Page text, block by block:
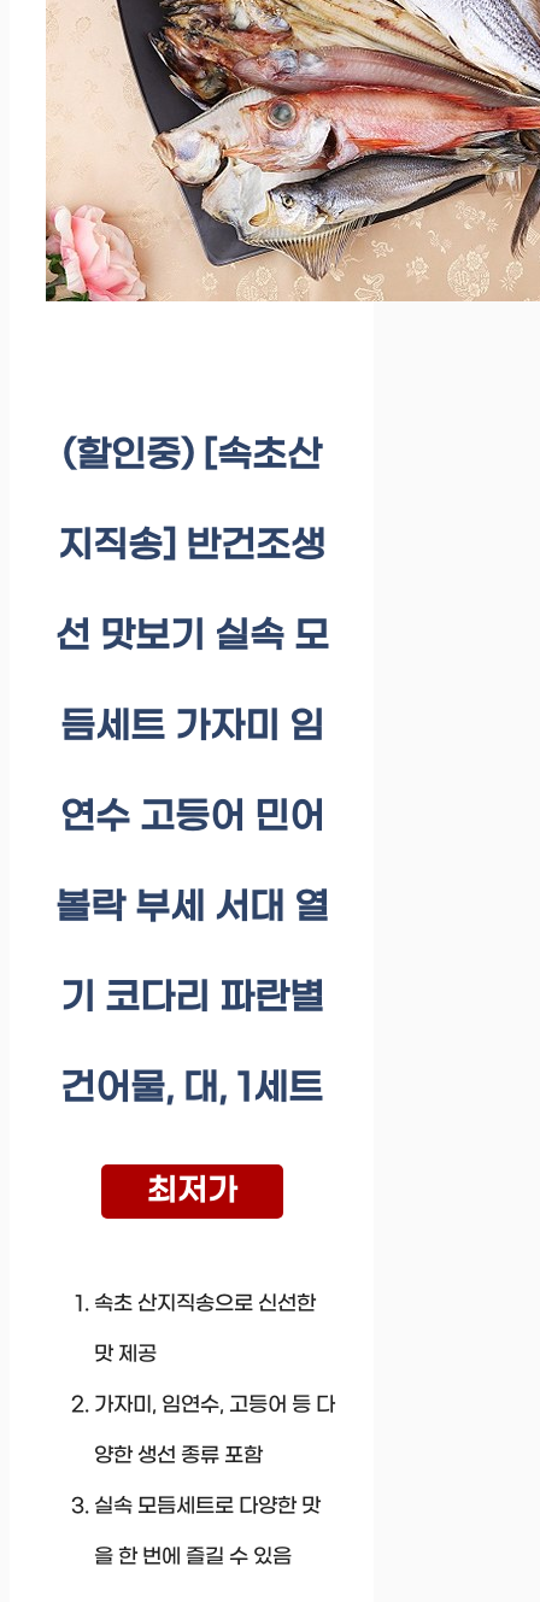
(할인중) [속초산
지직송] 반건조생
선 맛보기 실속 모
듬세트 가자미 임
연수 고등어 민어
볼락 부세 서대 열
기 코다리 파란별
건어물, 대, 1세트
최저가
속초 산지직송으로 신선한
맛 제공
가자미, 임연수, 고등어 등 다
양한 생선 종류 포함
실속 모듬세트로 다양한 맛
을 한 번에 즐길 수 있음